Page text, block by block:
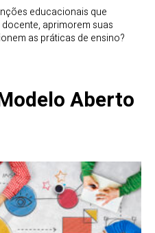
educacionais que
aprimorem suas
as práticas de ensino?
Aberto